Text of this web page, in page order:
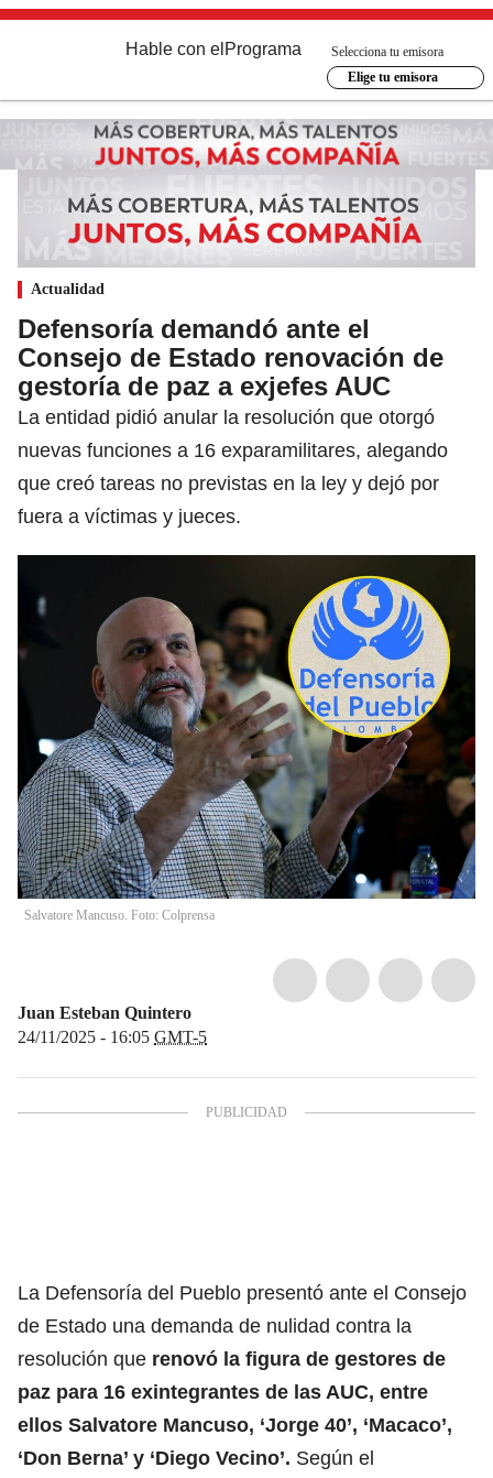
Hable con el Programa
Selecciona tu emisora
Elige tu emisora
Actualidad
Defensoría demandó ante el
Consejo de Estado renovación de
gestoría de paz a exjefes AUC
La entidad pidió anular la resolución que otorgó
nuevas funciones a 16 exparamilitares, alegando
que creó tareas no previstas en la ley y dejó por
fuera a víctimas y jueces.
Salvatore Mancuso. Foto: Colprensa
Juan Esteban Quintero
24/11/2025 - 16:05 GMT-5
La Defensoría del Pueblo presentó ante el Consejo
de Estado una demanda de nulidad contra la
resolución que renovó la figura de gestores de
paz para 16 exintegrantes de las AUC, entre
ellos Salvatore Mancuso, ‘Jorge 40’, ‘Macaco’,
‘Don Berna’ y ‘Diego Vecino’. Según el